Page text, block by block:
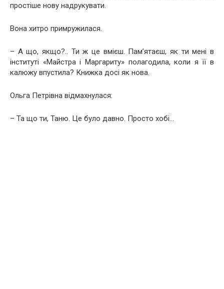
простіше нову надрукувати.
Вона хитро примружилася.
– А що, якщо?.. Ти ж це вмієш. Пам’ятаєш, як ти мені в
інституті «Майстра і Маргариту» полагодила, коли я її в
калюжу впустила? Книжка досі як нова.
Ольга Петрівна відмахнулася:
– Та що ти, Таню. Це було давно. Просто хобі…